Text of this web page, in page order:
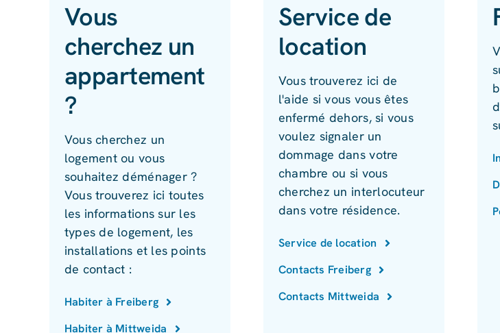
Vous
cherchez un
appartement
?
Vous cherchez un
logement ou vous
souhaitez déménager ?
Vous trouverez ici toutes
les informations sur les
types de logement, les
installations et les points
de contact :
Habiter à Freiberg
Habiter à Mittweida
Service de
location
Vous trouverez ici de
l'aide si vous vous êtes
enfermé dehors, si vous
voulez signaler un
dommage dans votre
chambre ou si vous
cherchez un interlocuteur
dans votre résidence.
Service de location
Contacts Freiberg
Contacts Mittweida